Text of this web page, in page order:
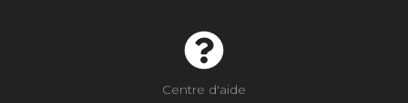
Centre d'aide